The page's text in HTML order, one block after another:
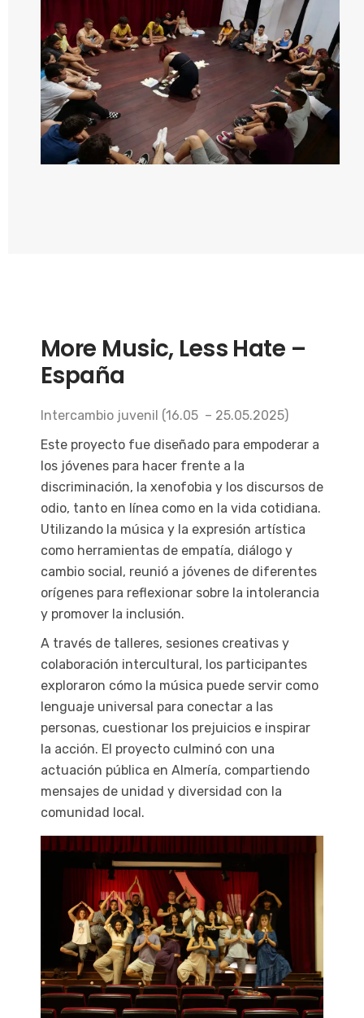
More Music, Less Hate –
España
Intercambio juvenil (16.05 – 25.05.2025)
Este proyecto fue diseñado para empoderar a
los jóvenes para hacer frente a la
discriminación, la xenofobia y los discursos de
odio, tanto en línea como en la vida cotidiana.
Utilizando la música y la expresión artística
como herramientas de empatía, diálogo y
cambio social, reunió a jóvenes de diferentes
orígenes para reflexionar sobre la intolerancia
y promover la inclusión.
A través de talleres, sesiones creativas y
colaboración intercultural, los participantes
exploraron cómo la música puede servir como
lenguaje universal para conectar a las
personas, cuestionar los prejuicios e inspirar
la acción. El proyecto culminó con una
actuación pública en Almería, compartiendo
mensajes de unidad y diversidad con la
comunidad local.